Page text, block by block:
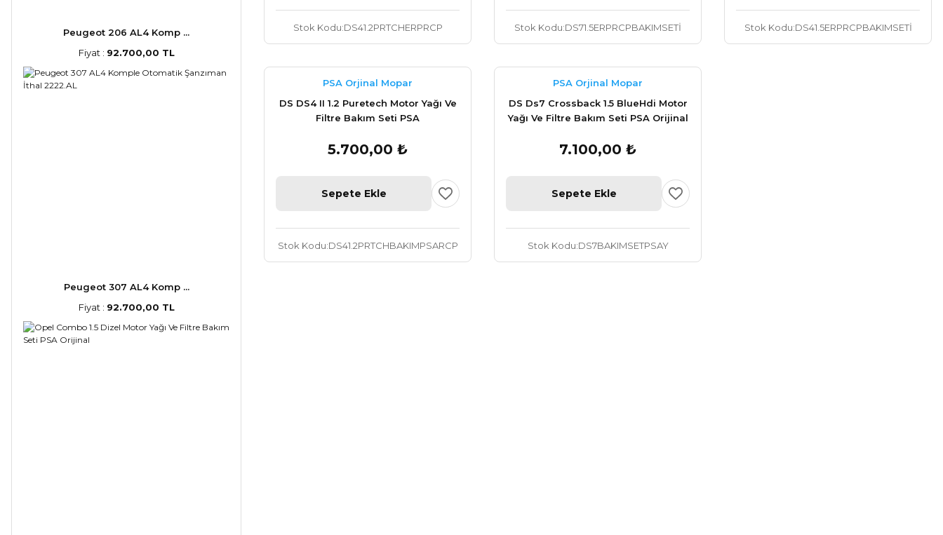
Peugeot 206 AL4 Komp ...
Fiyat : 92.700,00 TL
Peugeot 307 AL4 Komp ...
Fiyat : 92.700,00 TL
Stok Kodu DS41.2PRTCHERPRCP Stok Kodu DS71.5ERPRCPBAKIMSETİ Stok Kodu DS41.5ERPRCPBAKIMSETİ
PSA Orjinal Mopar
DS DS4 II 1.2 Puretech Motor Yağı Ve
Filtre Bakım Seti PSA
5.700,00 ₺
Sepete Ekle
Stok Kodu DS41.2PRTCHBAKIMPSARCP
PSA Orjinal Mopar
DS Ds7 Crossback 1.5 BlueHdi Motor
Yağı Ve Filtre Bakım Seti PSA Orijinal
7.100,00 ₺
Sepete Ekle
Stok Kodu DS7BAKIMSETPSAY